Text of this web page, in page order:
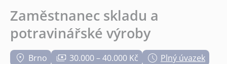
Zaměstnanec skladu a
potravinářské výroby
Brno 30.000 – 40.000 Kč Plný úvazek